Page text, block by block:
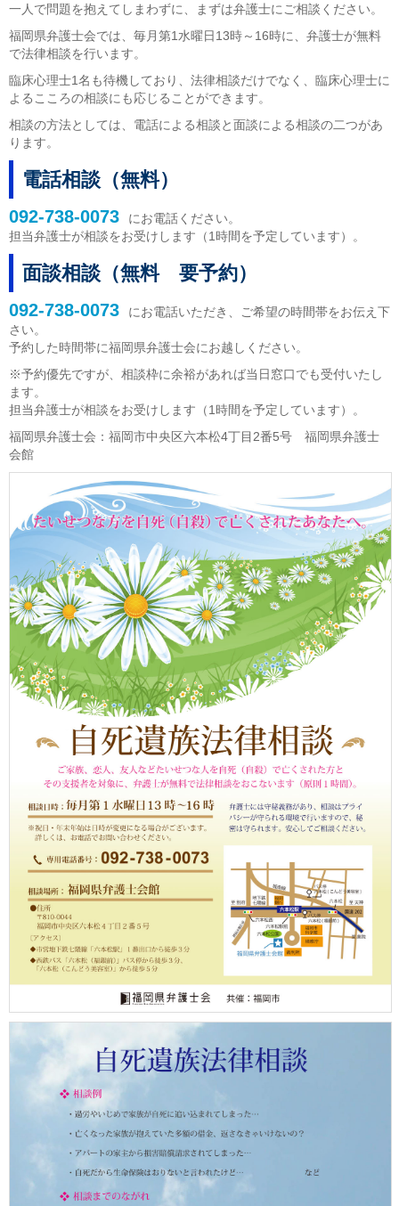
一人で問題を抱えてしまわずに、まずは弁護士にご相談ください。
福岡県弁護士会では、毎月第1水曜日13時～16時に、弁護士が無料
で法律相談を行います。
臨床心理士1名も待機しており、法律相談だけでなく、臨床心理士に
よるこころの相談にも応じることができます。
相談の方法としては、電話による相談と面談による相談の二つがあ
ります。
電話相談（無料）
092-738-0073
にお電話ください。
担当弁護士が相談をお受けします（1時間を予定しています）。
面談相談（無料 要予約）
092-738-0073
にお電話いただき、ご希望の時間帯をお伝え下
さい。
予約した時間帯に福岡県弁護士会にお越しください。
※予約優先ですが、相談枠に余裕があれば当日窓口でも受付いたし
ます。
担当弁護士が相談をお受けします（1時間を予定しています）。
福岡県弁護士会：福岡市中央区六本松4丁目2番5号 福岡県弁護士
会館